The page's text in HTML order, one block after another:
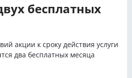
бесплатных
акции к сроку действия услуги
два бесплатных месяца